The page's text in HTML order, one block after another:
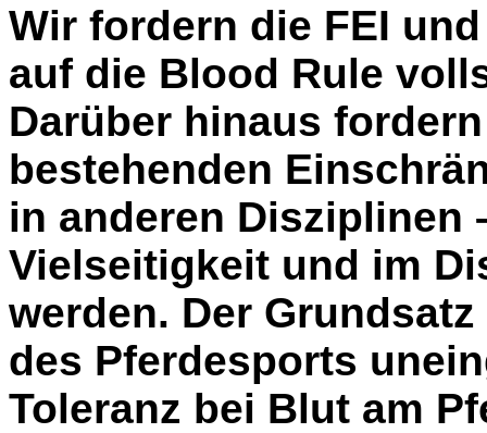
Wir fordern die FEI
auf die Blood Rule
Darüber hinaus
bestehenden
in anderen Disziplinen
Vielseitigkeit und im
werden. Der
des Pferdesports
Toleranz bei Blut am